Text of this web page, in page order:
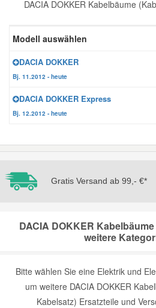
DACIA DOKKER Kabelbäume
Modell auswählen
DACIA DOKKER
Bj. 11.2012 - heute
DACIA DOKKER Express
Bj. 12.2012 - heute
Gratis Versand ab 99,- €*
DACIA DOKKER
weitere
Bitte wählen Sie eine Elektrik und
um weitere DACIA DOKKER
Kabelsatz) Ersatzteile und
Zündanlage und Glühanlage
Jeep Ersatzteile
Kia Ersatzteile
Mazda Ersatzteile